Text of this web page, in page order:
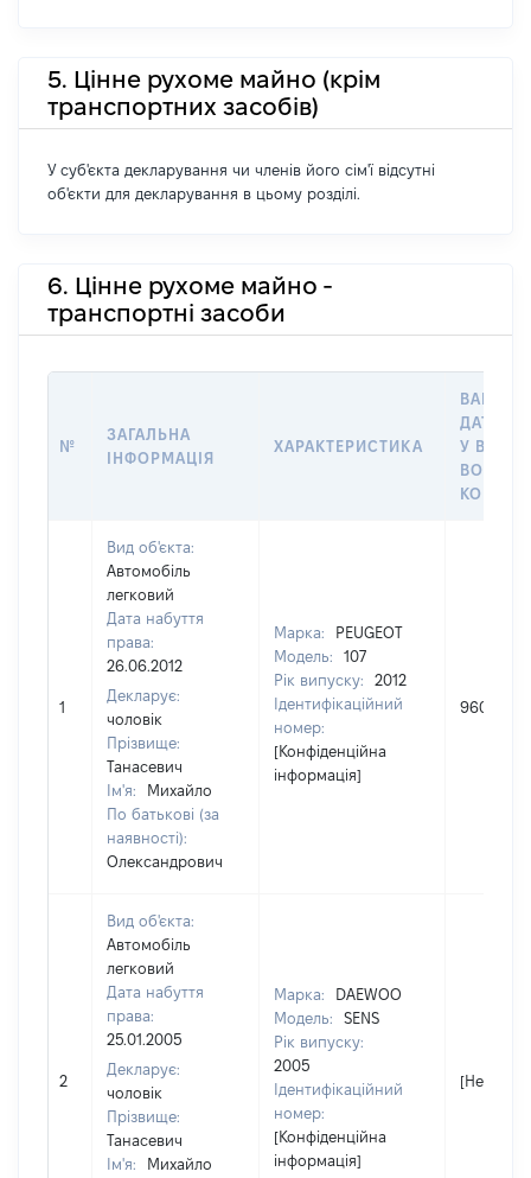
5. Цінне рухоме майно (крім
транспортних засобів)
У суб'єкта декларування чи членів його сім'ї відсутні
об'єкти для декларування в цьому розділі.
6. Цінне рухоме майно -
транспортні засоби
№
ЗАГАЛЬНА
ІНФОРМАЦІЯ
ХАРАКТЕРИСТИКА
ДАТУ
У
1
Вид об'єкта:
Автомобіль
легковий
Дата набуття
права:
26.06.2012
Декларує:
чоловік
Прізвище:
Танасевич
Ім'я:
Михайло
По батькові (за
наявності):
Олександрович
Марка:
PEUGEOT
Модель:
107
Рік випуску:
2012
Ідентифікаційний
номер:
[Конфіденційна
інформація]
96000
2
Вид об'єкта:
Автомобіль
легковий
Дата набуття
права:
25.01.2005
Декларує:
чоловік
Прізвище:
Танасевич
Ім'я:
Михайло
Марка:
DAEWOO
Модель:
SENS
Рік випуску:
2005
Ідентифікаційний
номер:
[Конфіденційна
інформація]
[Не